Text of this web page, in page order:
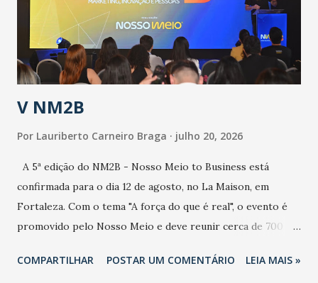
contaminação maior que outros coronavírus”, apontou o
secretário. Segundo ele, é uma epidemia com chance de
contaminação alta, podendo gerar um grande risco à
população e ao sistema de saúde. “Precisamos saber fazer a
estratificação do risco da doença, para não so...
V NM2B
Por Lauriberto Carneiro Braga julho 20, 2026
A 5ª edição do NM2B - Nosso Meio to Business está
confirmada para o dia 12 de agosto, no La Maison, em
Fortaleza. Com o tema "A força do que é real", o evento é
promovido pelo Nosso Meio e deve reunir cerca de 700
e lideranças do Mercado Nacional. Desde 2022, o NM2B
COMPARTILHAR POSTAR UM COMENTÁRIO LEIA MAIS »